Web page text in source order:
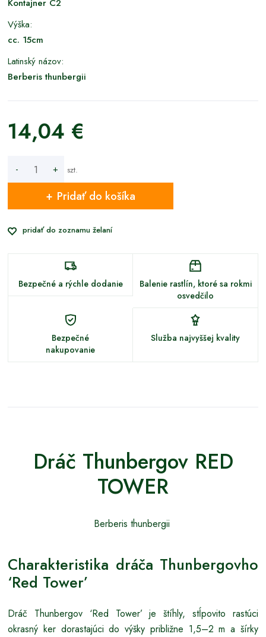
Kontajner C2
Výška:
cc. 15cm
Latinský názov:
Berberis thunbergii
14,04 €
- + szt.
Pridať do košíka
pridať do zoznamu želaní
Bezpečné a rýchle dodanie
Balenie rastlín, ktoré sa rokmi
osvedčilo
Bezpečné
nakupovanie
Služba najvyššej kvality
Dráč Thunbergov RED
TOWER
Berberis thunbergii
Charakteristika dráča Thunbergovho
‘Red Tower’
Dráč Thunbergov ‘Red Tower’ je štíhly, stĺpovito rastúci
okrasný ker dorastajúci do výšky približne 1,5–2 m a šírky